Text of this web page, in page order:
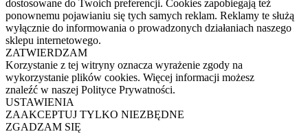
dostosowane do Twoich preferencji. Cookies zapobiegają też
ponownemu pojawianiu się tych samych reklam. Reklamy te służą
wyłącznie do informowania o prowadzonych działaniach naszego
sklepu internetowego.
ZATWIERDZAM
Korzystanie z tej witryny oznacza wyrażenie zgody na
wykorzystanie plików cookies. Więcej informacji możesz
znaleźć w naszej Polityce Prywatności.
USTAWIENIA
ZAAKCEPTUJ TYLKO NIEZBĘDNE
ZGADZAM SIĘ